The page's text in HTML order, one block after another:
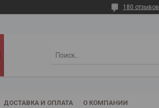
180 отзывов
ДОСТАВКА И ОПЛАТА О КОМПАНИИ